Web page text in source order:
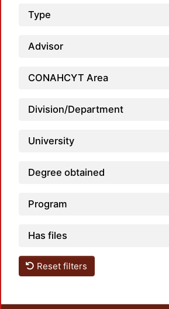
Type
Advisor
CONAHCYT Area
Division/Department
University
Degree obtained
Program
Has files
Reset filters